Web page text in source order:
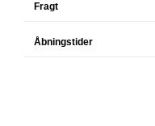
Fragt
Åbningstider